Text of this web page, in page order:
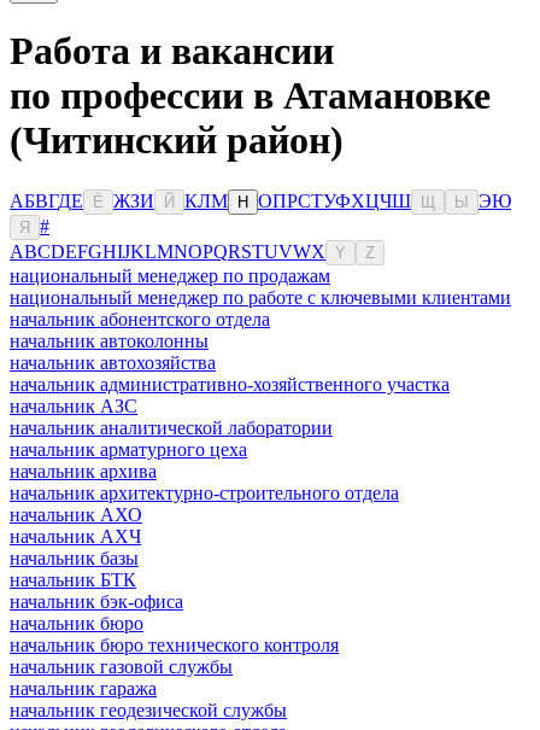
Работа и вакансии
по профессии в Атамановке
(Читинский район)
АБВГДЕ Ё ЖЗИ Й КЛМ Н ОПРСТУФХЦЧШ Ы ЭЮ
Я
#
ABCDEFGHIJKLMNOPQRSTUVWX Y Z
национальный менеджер по продажам
национальный менеджер по работе с ключевыми клиентами
начальник абонентского отдела
начальник автоколонны
начальник автохозяйства
начальник административно-хозяйственного участка
начальник АЗС
начальник аналитической лаборатории
начальник арматурного цеха
начальник архива
начальник архитектурно-строительного отдела
начальник АХО
начальник АХЧ
начальник базы
начальник БТК
начальник бэк-офиса
начальник бюро
начальник бюро технического контроля
начальник газовой службы
начальник гаража
начальник геодезической службы